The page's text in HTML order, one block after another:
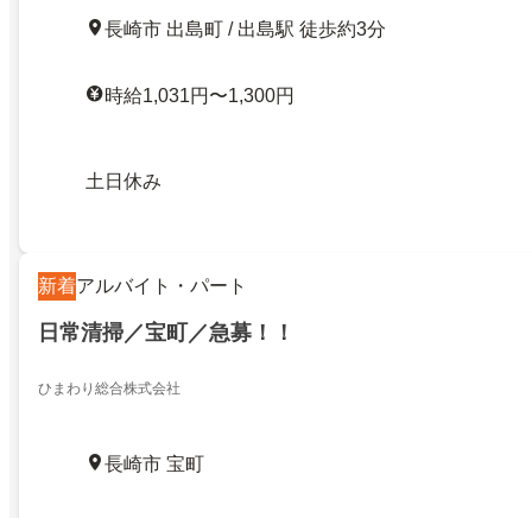
長崎市 出島町 / 出島駅 徒歩約3分
時給1,031円〜1,300円
土日休み
新着アルバイト・パート
日常清掃／宝町／急募！！
ひまわり総合株式会社
長崎市 宝町